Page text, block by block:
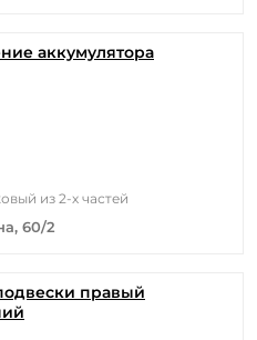
аккумулятора
из 2-х частей
60/2
правый